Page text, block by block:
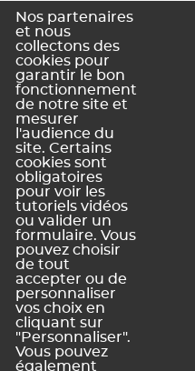
classes par créneau
du nombre de classes en
va lisser cet écart.
Lancer l’optimisation
le résultat peut être
avancée une fois
terminée.
a été utile ?
Pas vraiment
docs_fr/fr-edt-
les-permanences.php
Nos partenaires
et nous
collectons des
cookies pour
garantir le bon
fonctionnement
de notre site et
mesurer
l'audience du
site. Certains
cookies sont
obligatoires
pour voir les
tutoriels vidéos
ou valider un
formulaire. Vous
pouvez choisir
de tout
accepter ou de
personnaliser
vos choix en
cliquant sur
"Personnaliser".
Vous pouvez
également